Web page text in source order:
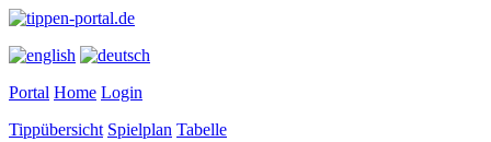
Portal Home Login
Tippübersicht Spielplan Tabelle